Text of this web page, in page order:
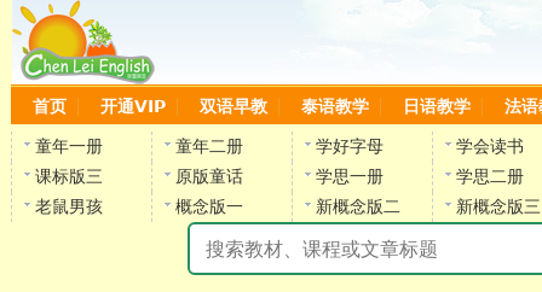
首页 开通VIP 双语早教 泰语教学 日语教学 法语
童年一册 童年二册 学好字母
学会读书
课标版三
原版童话 学思一册
学思二册
老鼠男孩
概念版一 新概念版二 新概念版三